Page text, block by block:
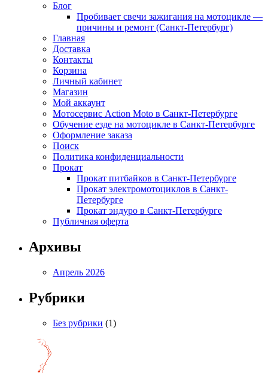
Блог
Пробивает свечи зажигания на мотоцикле —
причины и ремонт (Санкт-Петербург)
Главная
Доставка
Контакты
Корзина
Личный кабинет
Магазин
Мой аккаунт
Мотосервис Action Moto в Санкт-Петербурге
Обучение езде на мотоцикле в Санкт-Петербурге
Оформление заказа
Поиск
Политика конфиденциальности
Прокат
Прокат питбайков в Санкт-Петербурге
Прокат электромотоциклов в Санкт-
Петербурге
Прокат эндуро в Санкт-Петербурге
Публичная оферта
Архивы
Апрель 2026
Рубрики
Без рубрики (1)